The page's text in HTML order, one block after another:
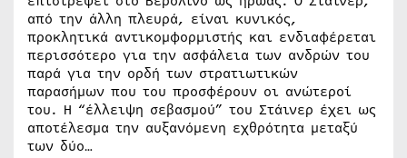
από την άλλη πλευρά, είναι κυνικός,
προκλητικά αντικομφορμιστής και ενδιαφέρεται
περισσότερο για την ασφάλεια των ανδρών του
παρά για την ορδή των στρατιωτικών
παρασήμων που του προσφέρουν οι ανώτεροί
του. Η “έλλειψη σεβασμού” του Στάινερ έχει ως
αποτέλεσμα την αυξανόμενη εχθρότητα μεταξύ
των δύο…